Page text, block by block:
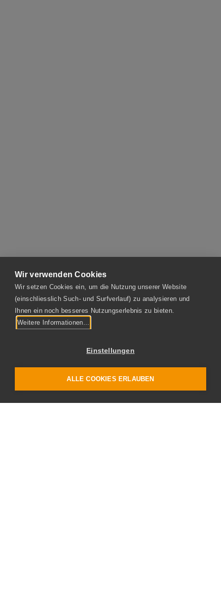
Wir verwenden Cookies
Wir setzen Cookies ein, um die Nutzung unserer Website
(einschliesslich Such- und Surfverlauf) zu analysieren und
Ihnen ein noch besseres Nutzungserlebnis zu bieten.
Weitere Informationen...
Einstellungen
ALLE COOKIES ERLAUBEN
Aktuelles
BEGU-Warenkorb Preisindex in CHF und
€ /Kg gültig ab 01.08.2026